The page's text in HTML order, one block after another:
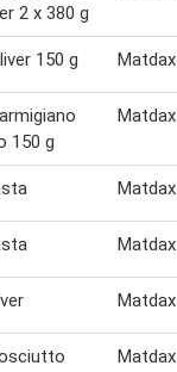
2 x 380 g
150 g Matdax
150 g
Matdax
Matdax
Matdax
Matdax
Matdax